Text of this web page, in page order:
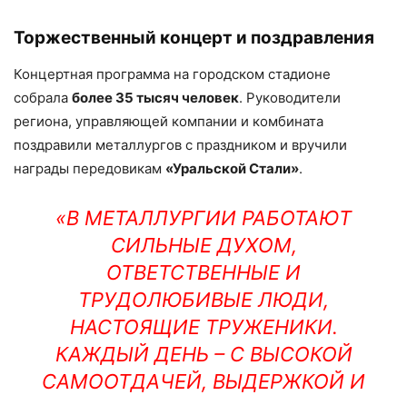
Торжественный концерт и поздравления
Концертная программа на городском стадионе
собрала более 35 тысяч человек. Руководители
региона, управляющей компании и комбината
поздравили металлургов с праздником и вручили
награды передовикам «Уральской Стали».
«В МЕТАЛЛУРГИИ РАБОТАЮТ
СИЛЬНЫЕ ДУХОМ,
ОТВЕТСТВЕННЫЕ И
ТРУДОЛЮБИВЫЕ ЛЮДИ,
НАСТОЯЩИЕ ТРУЖЕНИКИ.
КАЖДЫЙ ДЕНЬ – С ВЫСОКОЙ
САМООТДАЧЕЙ, ВЫДЕРЖКОЙ И